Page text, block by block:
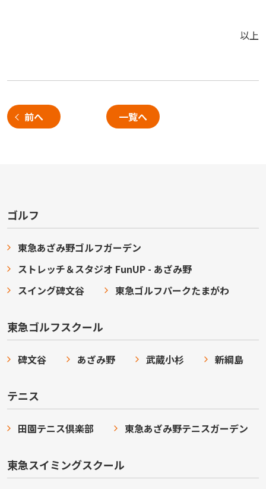
以上
前へ 一覧へ
ゴルフ
東急あざみ野ゴルフガーデン
ストレッチ＆スタジオ FunUP - あざみ野
スイング碑文谷
東急ゴルフパークたまがわ
東急ゴルフスクール
碑文谷 あざみ野 武蔵小杉 新綱島
テニス
田園テニス倶楽部 東急あざみ野テニスガーデン
東急スイミングスクール